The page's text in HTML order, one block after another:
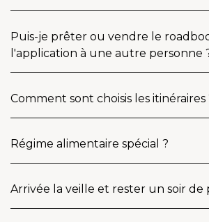
Puis-je prêter ou vendre le
l'application à une autre personne
Comment sont choisis les itinéraires
Régime alimentaire spécial ?
Arrivée la veille et rester un soir de